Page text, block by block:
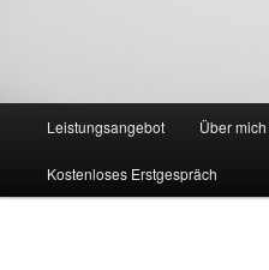
Leistungsangebot Über mich
Kostenloses Erstgespräch